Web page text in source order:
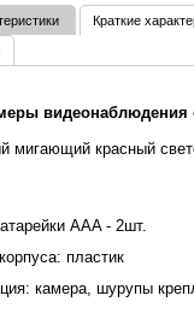
Краткие
видеонаблюдения
мигающий красный
ААA - 2шт.
пластик
камера, шурупы